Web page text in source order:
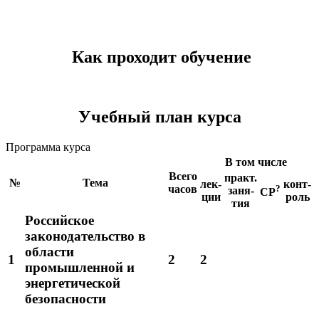
Как проходит обучение
Учебный план курса
Программа курса
№ Тема
Всего
часов
В том числе
лек-
ции
практ.
заня-
тия
СР? конт-
роль
1
Российское
законодательство в
области
промышленной и
энергетической
безопасности
2 2